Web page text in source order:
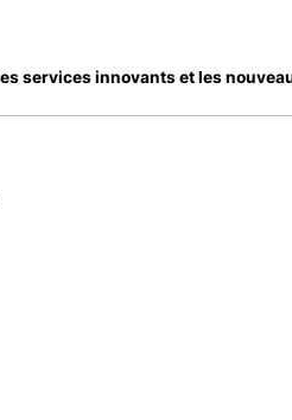
services innovants et les